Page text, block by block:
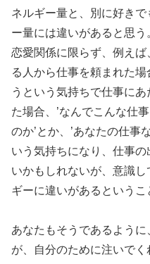
ネルギー量と、別に好き
ー量には違いがあると思う
恋愛関係に限らず、例え
る人から仕事を頼まれた
うという気持ちで仕事に
た場合、’なんでこんな仕
のか’とか、’あなたの仕事
いう気持ちになり、仕事
いかもしれないが、意識
ギーに違いがあるというこ
あなたもそうであるよう
が、自分のために注いで